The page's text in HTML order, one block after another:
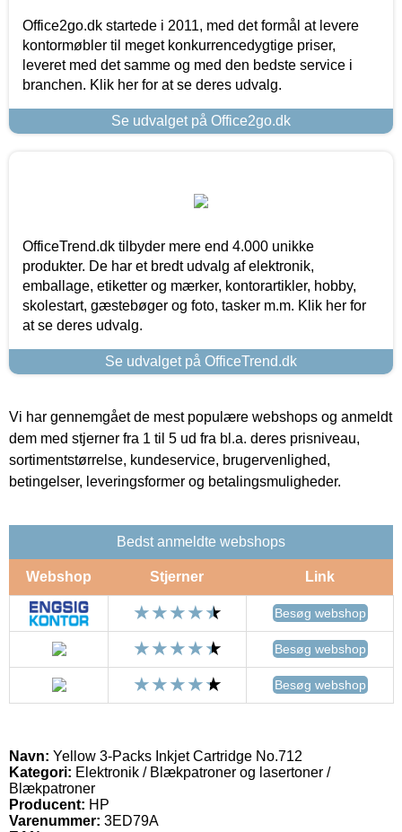
Office2go.dk startede i 2011, med det formål at levere
kontormøbler til meget konkurrencedygtige priser,
leveret med det samme og med den bedste service i
branchen. Klik her for at se deres udvalg.
Se udvalget på Office2go.dk
OfficeTrend.dk tilbyder mere end 4.000 unikke
produkter. De har et bredt udvalg af elektronik,
emballage, etiketter og mærker, kontorartikler, hobby,
skolestart, gæstebøger og foto, tasker m.m. Klik her for
at se deres udvalg.
Se udvalget på OfficeTrend.dk
Vi har gennemgået de mest populære webshops og anmeldt
dem med stjerner fra 1 til 5 ud fra bl.a. deres prisniveau,
sortimentstørrelse, kundeservice, brugervenlighed,
betingelser, leveringsformer og betalingsmuligheder.
Bedst anmeldte webshops
Webshop Stjerner Link
Besøg webshop
Besøg webshop
Besøg webshop
Navn: Yellow 3-Packs Inkjet Cartridge No.712
Kategori: Elektronik / Blækpatroner og lasertoner /
Blækpatroner
Producent: HP
Varenummer: 3ED79A